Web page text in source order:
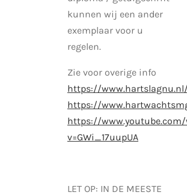
kunnen wij een ander
exemplaar voor u
regelen.
Zie voor overige info
https://
https://
https://
v=GWi_17uupUA
LET OP: IN DE MEESTE